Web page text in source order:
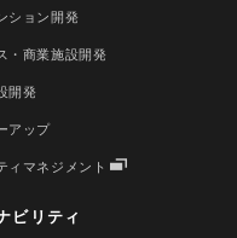
ション開発
・商業施設開発
開発
アップ
ィマネジメント
ビリティ